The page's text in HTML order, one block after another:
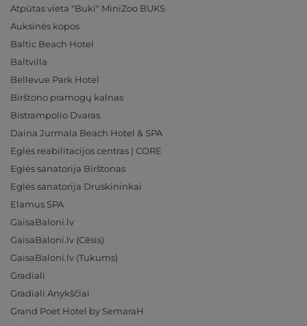
Atpūtas vieta "Buki" MiniZoo BUKS
Auksinės kopos
Baltic Beach Hotel
Baltvilla
Bellevue Park Hotel
Birštono pramogų kalnas
Bistrampolio Dvaras
Daina Jurmala Beach Hotel & SPA
Eglės reabilitacijos centras | CORE
Eglės sanatorija Birštonas
Eglės sanatorija Druskininkai
Elamus SPA
GaisaBaloni.lv
GaisaBaloni.lv (Cēsis)
GaisaBaloni.lv (Tukums)
Gradiali
Gradiali Anykščiai
Grand Poet Hotel by SemaraH